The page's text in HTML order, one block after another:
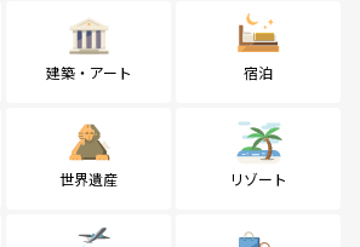
建築・アート 宿泊
世界遺産 リゾート